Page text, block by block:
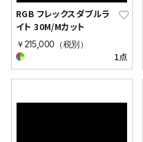
RGB フレックスダブルラ
イト 30M/Mカット
￥215,000（税別）
1点